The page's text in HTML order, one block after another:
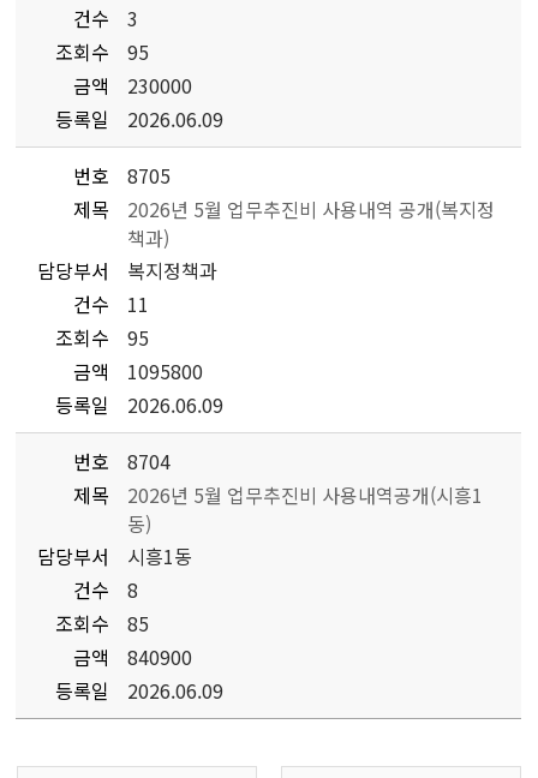
건수
3
조회수
95
금액
230000
등록일
2026.06.09
번호
8705
제목
2026년 5월 업무추진비 사용내역 공개(복지정
책과)
담당부서
복지정책과
건수
11
조회수
95
금액
1095800
등록일
2026.06.09
번호
8704
제목
2026년 5월 업무추진비 사용내역공개(시흥1
동)
담당부서
시흥1동
건수
8
조회수
85
금액
840900
등록일
2026.06.09